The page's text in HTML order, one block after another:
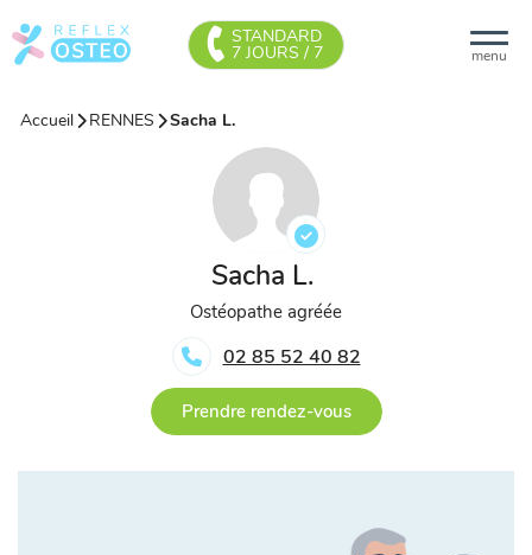
menu
STANDARD
7 JOURS / 7
Accueil RENNES Sacha L.
Sacha L.
Ostéopathe agréée
02 85 52 40 82
Prendre rendez-vous